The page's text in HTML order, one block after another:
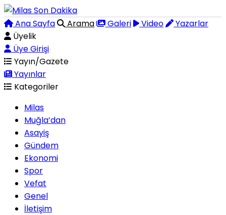
Ana Sayfa Arama Galeri Video
Yazarlar
Üyelik
Üye Girişi
Yayın/Gazete
Yayınlar
Kategoriler
Milas
Muğla’dan
Asayiş
Gündem
Ekonomi
Spor
Vefat
Genel
İletişim